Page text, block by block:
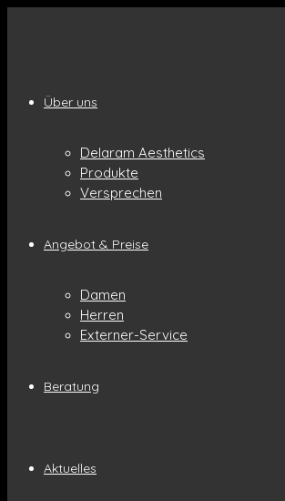
Über uns
Delaram Aesthetics
Produkte
Versprechen
Angebot & Preise
Damen
Herren
Externer-Service
Beratung
Aktuelles